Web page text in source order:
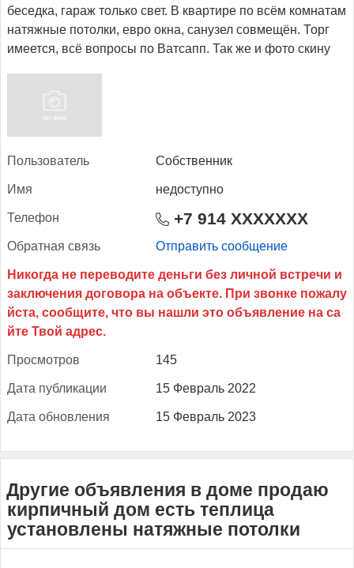
беседка, гараж только свет. В квартире по всём комнатам
натяжные потолки, евро окна, санузел совмещён. Торг
имеется, всё вопросы по Ватсапп. Так же и фото скину
Поль­зо­ватель Собственник
Имя недоступно
Те­лефон +7 914 XXXXXXX
Об­ратная связь Отправить сообщение
Прос­мотров 145
Да­та пуб­ли­кации 15 Февраль 2022
Да­та об­новле­ния 15 Февраль 2023
Другие объявления в доме продаю
кирпичный дом есть теплица
установлены натяжные потолки